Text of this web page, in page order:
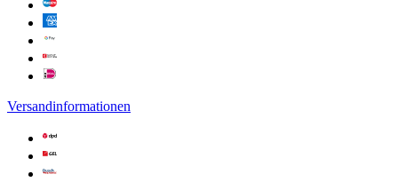
Versandinformationen